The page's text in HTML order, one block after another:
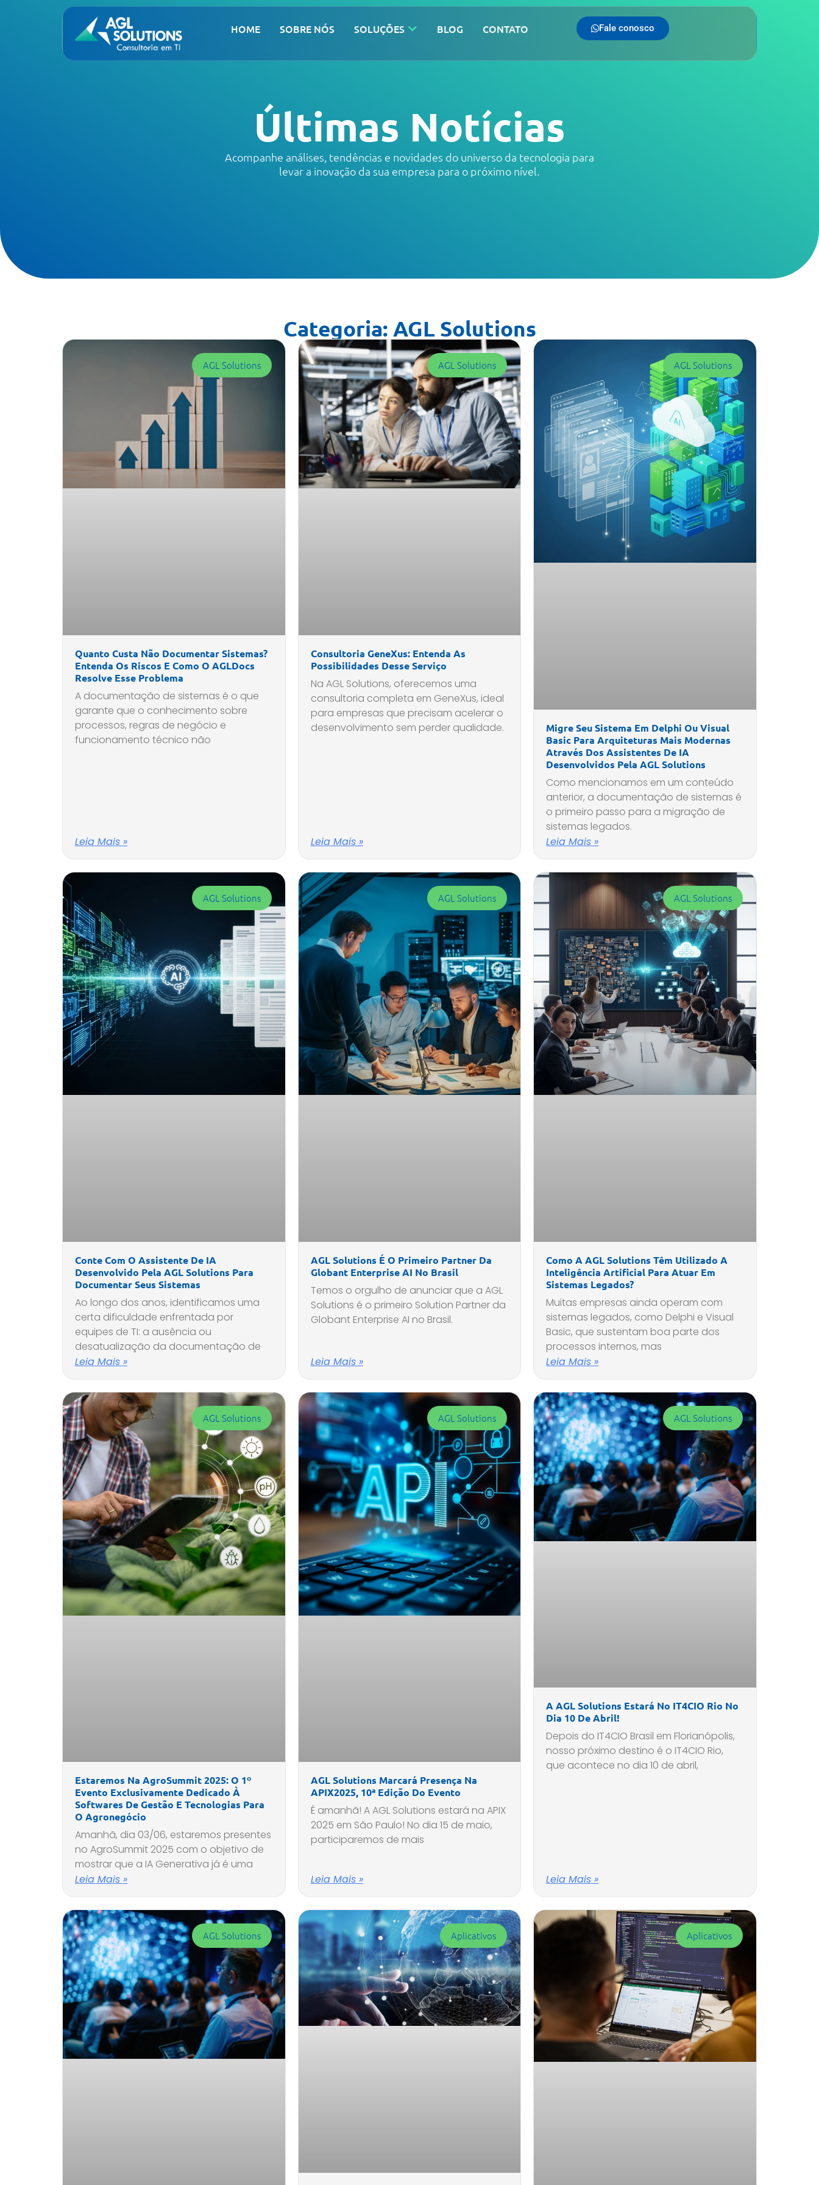
HOME SOBRE NÓS SOLUÇÕES BLOG CONTATO Fale conosco
Últimas Notícias
Acompanhe análises, tendências e novidades do universo da tecnologia para
levar a inovação da sua empresa para o próximo nível.
Categoria: AGL Solutions
AGL Solutions
Quanto Custa Não Documentar Sistemas?
Entenda Os Riscos E Como O AGLDocs
Resolve Esse Problema
A documentação de sistemas é o que
garante que o conhecimento sobre
processos, regras de negócio e
funcionamento técnico não
Leia Mais »
AGL Solutions
Consultoria GeneXus: Entenda As
Possibilidades Desse Serviço
Na AGL Solutions, oferecemos uma
consultoria completa em GeneXus, ideal
para empresas que precisam acelerar o
desenvolvimento sem perder qualidade.
Leia Mais »
AGL Solutions
Migre Seu Sistema Em Delphi Ou Visual
Basic Para Arquiteturas Mais Modernas
Através Dos Assistentes De IA
Desenvolvidos Pela AGL Solutions
Como mencionamos em um conteúdo
anterior, a documentação de sistemas é
o primeiro passo para a migração de
sistemas legados.
Leia Mais »
AGL Solutions
Conte Com O Assistente De IA
Desenvolvido Pela AGL Solutions Para
Documentar Seus Sistemas
Ao longo dos anos, identificamos uma
certa dificuldade enfrentada por
equipes de TI: a ausência ou
desatualização da documentação de
Leia Mais »
AGL Solutions
AGL Solutions É O Primeiro Partner Da
Globant Enterprise AI No Brasil
Temos o orgulho de anunciar que a AGL
Solutions é o primeiro Solution Partner da
Globant Enterprise AI no Brasil.
Leia Mais »
AGL Solutions
Como A AGL Solutions Têm Utilizado A
Inteligência Artificial Para Atuar Em
Sistemas Legados?
Muitas empresas ainda operam com
sistemas legados, como Delphi e Visual
Basic, que sustentam boa parte dos
processos internos, mas
Leia Mais »
AGL Solutions
Estaremos Na AgroSummit 2025: O 1º
Evento Exclusivamente Dedicado À
Softwares De Gestão E Tecnologias Para
O Agronegócio
Amanhã, dia 03/06, estaremos presentes
no AgroSummit 2025 com o objetivo de
mostrar que a IA Generativa já é uma
Leia Mais »
AGL Solutions
AGL Solutions Marcará Presença Na
APIX2025, 10ª Edição Do Evento
É amanhã! A AGL Solutions estará na APIX
2025 em São Paulo! No dia 15 de maio,
participaremos de mais
Leia Mais »
AGL Solutions
A AGL Solutions Estará No IT4CIO Rio No
Dia 10 De Abril!
Depois do IT4CIO Brasil em Florianópolis,
nosso próximo destino é o IT4CIO Rio,
que acontece no dia 10 de abril,
Leia Mais »
AGL Solutions Aplicativos Aplicativos